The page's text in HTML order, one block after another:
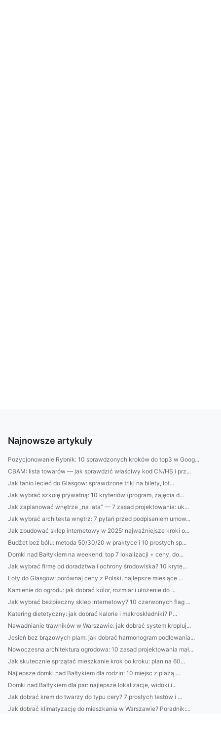
Najnowsze artykuły
Pozycjonowanie Rybnik: 10 sprawdzonych kroków do top3 w Goog...
CBAM: lista towarów — jak sprawdzić właściwy kod CN/HS i prz...
Jak tanio lecieć do Glasgow: sprawdzone triki na bilety, lot...
Jak wybrać szkołę prywatną: 10 kryteriów (program, zajęcia d...
Jak zaplanować wnętrze „na lata” — 7 zasad projektowania: uk...
Jak wybrać architekta wnętrz: 7 pytań przed podpisaniem umow...
Jak zbudować sklep internetowy w 2025: najważniejsze kroki o...
Budżet bez bólu: metoda 50/30/20 w praktyce i 10 prostych sp...
Domki nad Bałtykiem na weekend: top 7 lokalizacji + ceny, do...
Jak wybrać firmę od doradztwa i ochrony środowiska? 10 kryte...
Loty do Glasgow: porównaj ceny z Polski, najlepsze miesiące ...
Kamienie do ogrodu: jak dobrać kolor, rozmiar i ułożenie do ...
Jak wybrać bezpieczny sklep internetowy? 10 czerwonych flag ...
Katering dietetyczny: jak dobrać kalorie i makroskładniki? P...
Nawadnianie trawników w Warszawie: jak dobrać system kropluj...
Jesień bez brązowych plam: jak dobrać harmonogram podlewania...
Nowoczesna architektura ogrodowa: 10 zasad projektowania mał...
Jak skutecznie sprzątać mieszkanie krok po kroku: plan na 60...
Najlepsze domki nad Bałtykiem dla rodzin: 10 miejsc z plażą ...
Domki nad Bałtykiem dla par: najlepsze lokalizacje, widoki i...
Jak dobrać krem do twarzy do typu cery? 7 prostych testów i ...
Jak dobrać klimatyzację do mieszkania w Warszawie? Poradnik:...